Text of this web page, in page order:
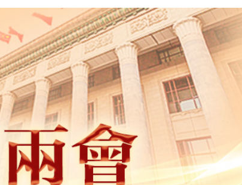
員何偉豪裝備 「黃金戰衣」損毀
場精華